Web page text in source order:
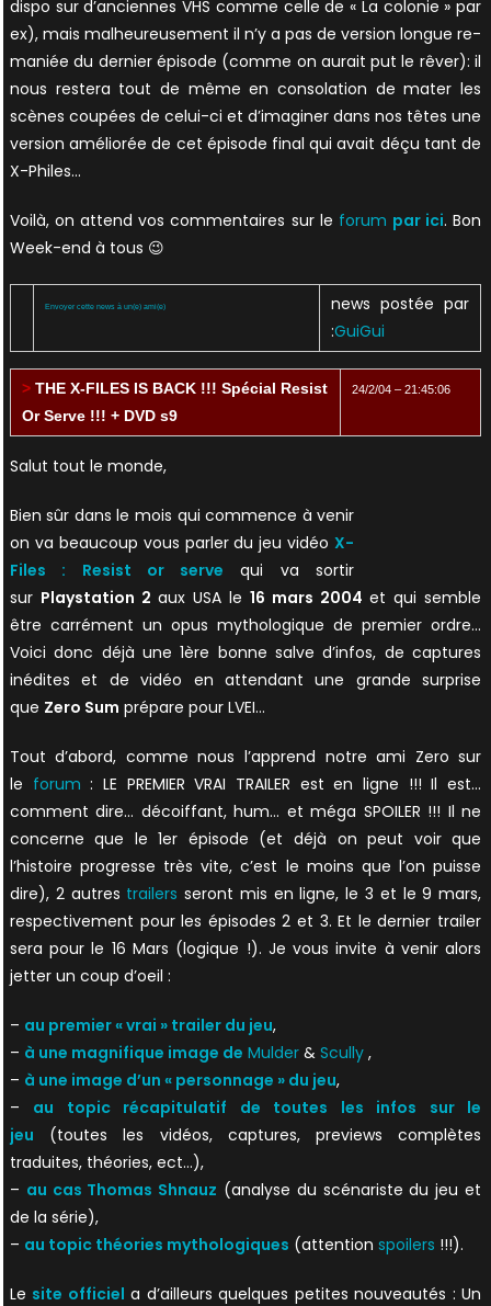
dispo sur d’anciennes VHS comme celle de « La colonie » par
ex), mais malheureusement il n’y a pas de version longue re-
maniée du dernier épisode (comme on aurait put le rêver): il
nous restera tout de même en consolation de mater les
scènes coupées de celui-ci et d’imaginer dans nos têtes une
version améliorée de cet épisode final qui avait déçu tant de
X-Philes…
Voilà, on attend vos commentaires sur le forum par ici. Bon
Week-end à tous 😉
Envoyer cette news à un(e) ami(e)
news postée par
:GuiGui
>THE X-FILES IS BACK !!! Spécial Resist
Or Serve !!! + DVD s9
24/2/04 – 21:45:06
Salut tout le monde,
Bien sûr dans le mois qui commence à venir
on va beaucoup vous parler du jeu vidéoX-
Files : Resist or serve qui va sortir
sur Playstation 2 aux USA le 16 mars 2004 et qui semble
être carrément un opus mythologique de premier ordre…
Voici donc déjà une 1ère bonne salve d’infos, de captures
inédites et de vidéo en attendant une grande surprise
que Zero Sum prépare pour LVEI…
Tout d’abord, comme nous l’apprend notre ami Zero sur
le forum: LE PREMIER VRAI TRAILER est en ligne !!! Il est…
comment dire… décoiffant, hum… et méga SPOILER !!! Il ne
concerne que le 1er épisode (et déjà on peut voir que
l’histoire progresse très vite, c’est le moins que l’on puisse
dire), 2 autres trailersseront mis en ligne, le 3 et le 9 mars,
respectivement pour les épisodes 2 et 3. Et le dernier trailer
sera pour le 16 Mars (logique !). Je vous invite à venir alors
jetter un coup d’oeil :
– au premier « vrai » trailer du jeu,
– à une magnifique image de Mulder &Scully ,
– à une image d’un « personnage » du jeu,
– au topic récapitulatif de toutes les infos sur le
jeu (toutes les vidéos, captures, previews complètes
traduites, théories, ect…),
– au cas Thomas Shnauz (analyse du scénariste du jeu et
de la série),
– au topic théories mythologiques (attention spoilers !!!).
Le site officiel a d’ailleurs quelques petites nouveautés : Un